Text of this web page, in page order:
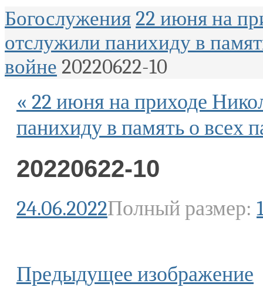
Богослужения 22 июня на
отслужили панихиду в
войне 20220622-10
« 22 июня на приходе
панихиду в память о всех
20220622-10
24.06.2022Полный размер:
Предыдущее изображение